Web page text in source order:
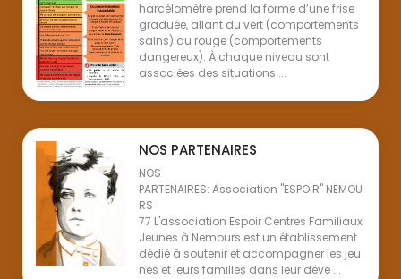
harcèlomètre prend la forme d’une frise
graduée, allant du vert (comportements
sains) au rouge (comportements
dangereux). À chaque niveau sont
associées des situations ...
NOS PARTENAIRES
NOS
PARTENAIRES: Association "ESPOIR" NEMOU
RS
77 L'association Espoir Centres Familiaux
Jeunes à Nemours est un établissement
dédié à soutenir et accompagner les jeu
nes et leurs familles dans leur déve ...